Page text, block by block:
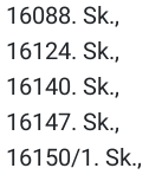
Sk.,
Sk.,
Sk.,
Sk.,
16150/1. Sk.,